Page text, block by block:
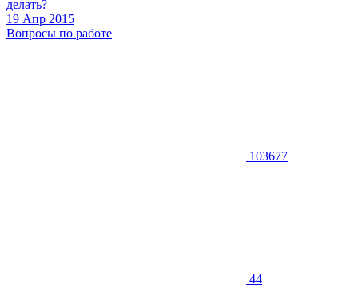
19 Апр 2015
Вопросы по работе
103677
44